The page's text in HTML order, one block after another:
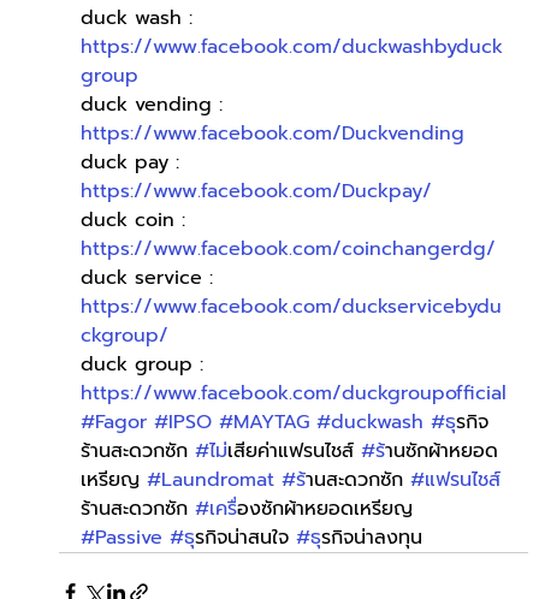
duck wash :
https://www.facebook.com/duckwashbyduck
group
duck vending :
https://www.facebook.com/Duckvending
duck pay :
https://www.facebook.com/Duckpay/
duck coin :
https://www.facebook.com/coinchangerdg/
duck service :
https://www.facebook.com/duckservicebydu
ckgroup/
duck group :
https://www.facebook.com/duckgroupofficial
#Fagor #IPSO #MAYTAG #duckwash #ธุรกิจ
ร้านสะดวกซัก #ไม่เสียค่าแฟรนไชส์ #ร้านซักผ้าหยอด
เหรียญ #Laundromat #ร้านสะดวกซัก #แฟรนไชส์
ร้านสะดวกซัก #เครื่องซักผ้าหยอดเหรียญ
#Passive #ธุรกิจน่าสนใจ #ธุรกิจน่าลงทุน